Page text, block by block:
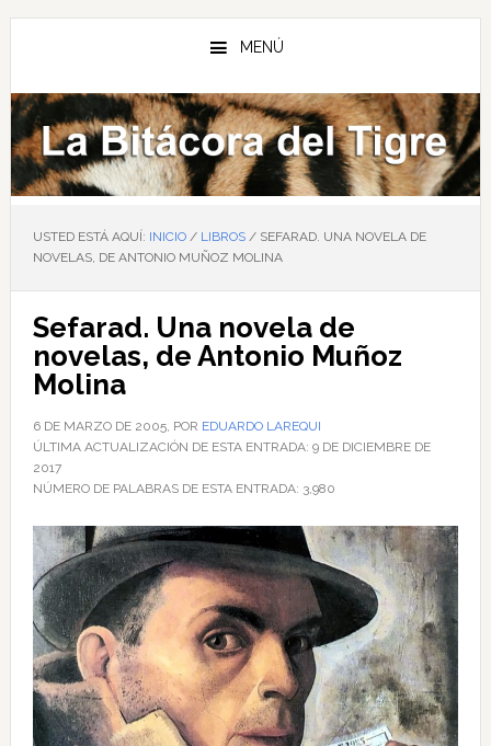
Saltar
principal
Saltar
barra
lateral
principal
Saltar
de
página
MENÚ
USTED ESTÁ AQUÍ: INICIO / LIBROS /SEFARAD. UNA NOVELA DE
NOVELAS, DE ANTONIO MUÑOZ MOLINA
Sefarad. Una novela de
novelas, de Antonio Muñoz
Molina
6 DE MARZO DE 2005, POR EDUARDO LAREQUI
ÚLTIMA ACTUALIZACIÓN DE ESTA ENTRADA: 9 DE DICIEMBRE DE
2017
NÚMERO DE PALABRAS DE ESTA ENTRADA: 3,980